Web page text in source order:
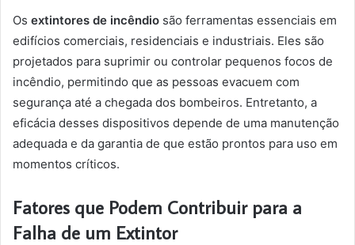
Os extintores de incêndio são ferramentas essenciais em
edifícios comerciais, residenciais e industriais. Eles são
projetados para suprimir ou controlar pequenos focos de
incêndio, permitindo que as pessoas evacuem com
segurança até a chegada dos bombeiros. Entretanto, a
eficácia desses dispositivos depende de uma manutenção
adequada e da garantia de que estão prontos para uso em
momentos críticos.
Fatores que Podem Contribuir para a
Falha de um Extintor